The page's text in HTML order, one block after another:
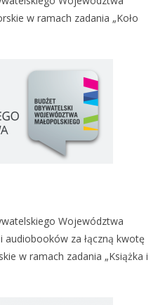
w ramach zadania „Koło
Województwa
audiobooków za łączną kwotę
w ramach zadania „Książka i